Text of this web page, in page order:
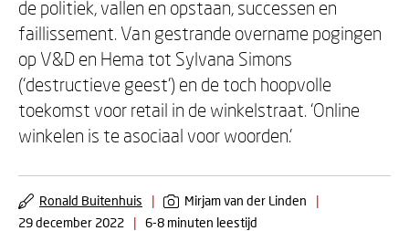
de politiek, vallen en opstaan, successen en
faillissement. Van gestrande overname pogingen
op V&D en Hema tot Sylvana Simons
(‘destructieve geest’) en de toch hoopvolle
toekomst voor retail in de winkelstraat. ‘Online
winkelen is te asociaal voor woorden.’
Ronald Buitenhuis | Mirjam van der Linden
|
29 december 2022
| 6-8 minuten leestijd